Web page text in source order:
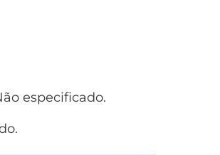
especificado.